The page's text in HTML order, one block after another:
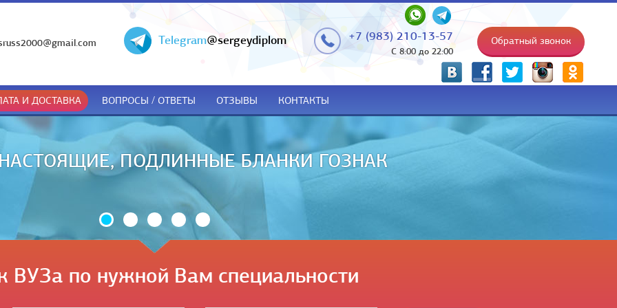
Telegram@sergeydiplom +7 (983) 210-13-57
С 8:00 до 22:00
Обратный звонок
И ДОСТАВКА ВОПРОСЫ / ОТВЕТЫ ОТЗЫВЫ КОНТАКТЫ
ТОЛЬКО ПРИ ПОЛУЧЕНИИ НА РУКИ
ВУЗа по нужной Вам специальности